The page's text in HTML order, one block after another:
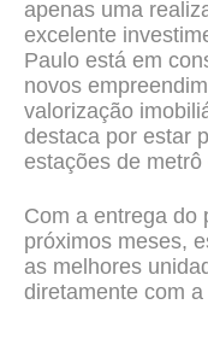
apenas uma
excelente
Paulo está em
novos
valorização
destaca por estar
estações de
Com a entrega do
próximos meses,
as melhores
diretamente com